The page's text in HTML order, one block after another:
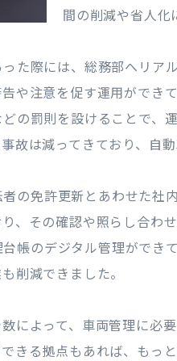
間の削減や省人化
た際には、総務部へリア
や注意を促す運用ができ
の罰則を設けることで、
故は減ってきており、自
の免許更新とあわせた社
、その確認や照らし合わ
帳のデジタル管理ができ
削減できました。
によって、車両管理に必
きる拠点もあれば、もっ